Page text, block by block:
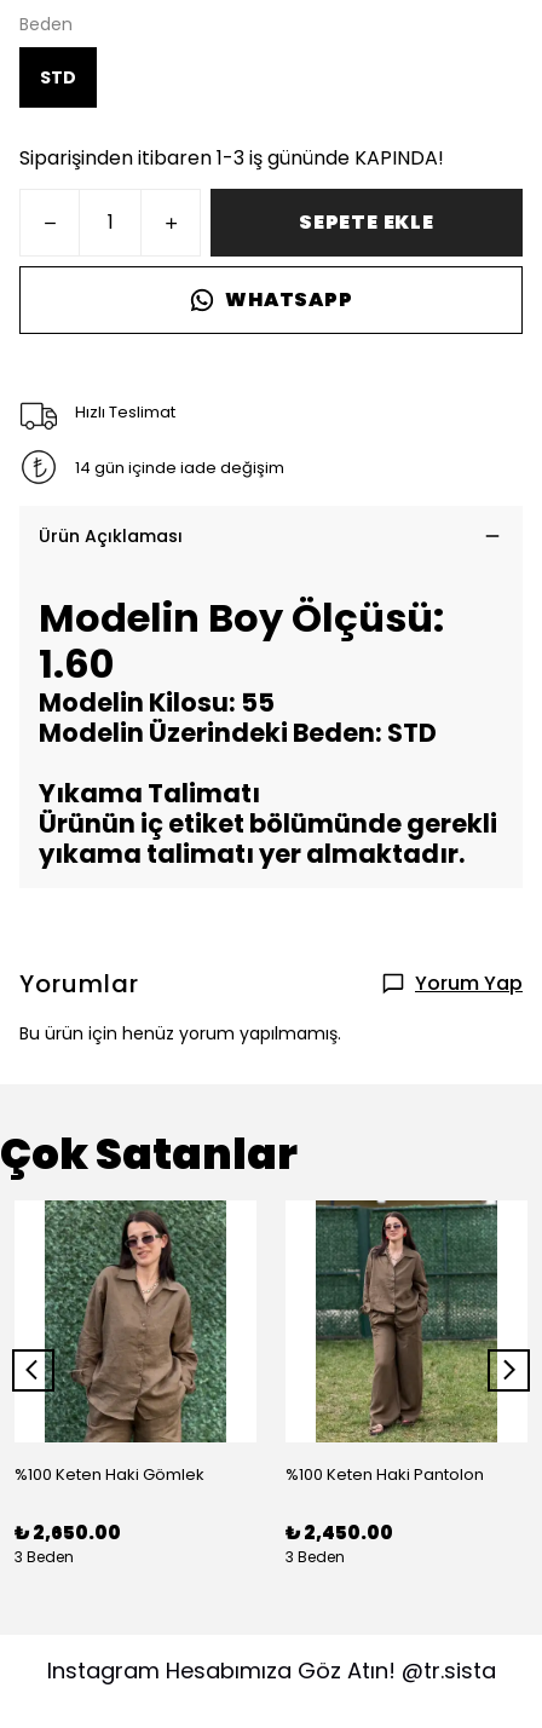
Beden
STD
Siparişinden itibaren 1-3 iş gününde KAPINDA!
SEPETE EKLE
WHATSAPP
Hızlı Teslimat
14 gün içinde iade değişim
Ürün Açıklaması
Modelin Boy Ölçüsü:
1.60
Modelin Kilosu: 55
Modelin Üzerindeki Beden: STD
Yıkama Talimatı
Ürünün iç etiket bölümünde gerekli
yıkama talimatı yer almaktadır.
Yorumlar Yorum Yap
Bu ürün için henüz yorum yapılmamış.
Çok Satanlar
%100 Keten Haki Gömlek
₺ 2,650.00
3 Beden
%100 Keten Haki Pantolon
₺ 2,450.00
3 Beden
Instagram Hesabımıza Göz Atın! @tr.sista